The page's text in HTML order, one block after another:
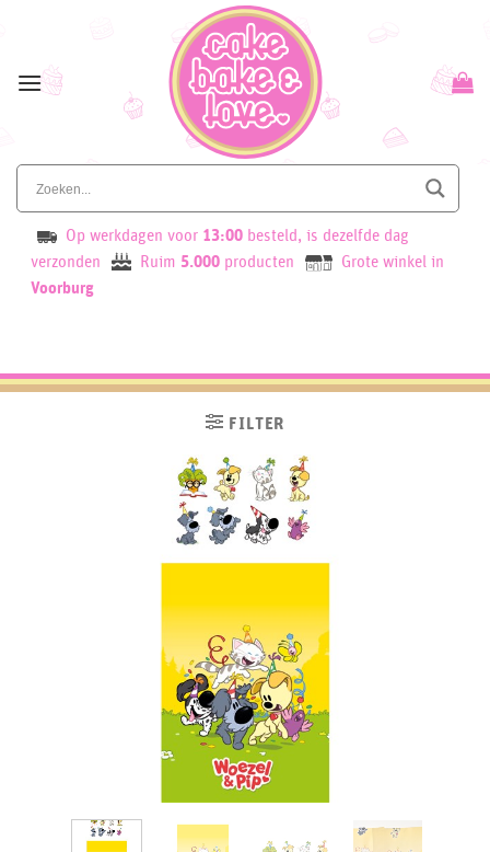
content
Op werkdagen voor 13:00 besteld, is dezelfde dag
verzonden
Ruim 5.000 producten
Grote winkel in
Voorburg
FILTER